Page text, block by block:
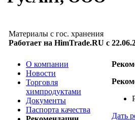
Материалы с гос. хранения
Работает на HimTrade.RU с
О компании
Новости
Торговля
химпродуктами
Документы
Паспорта качества
Дать